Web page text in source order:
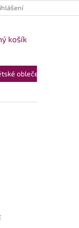
košík
oblečení